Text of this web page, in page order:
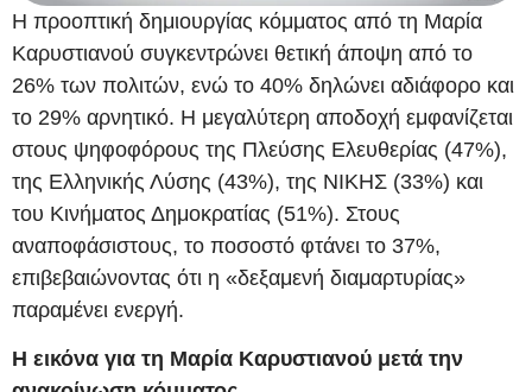
Η προοπτική δημιουργίας κόμματος από τη Μαρία
Καρυστιανού συγκεντρώνει θετική άποψη από το
26% των πολιτών, ενώ το 40% δηλώνει αδιάφορο και
το 29% αρνητικό. Η μεγαλύτερη αποδοχή εμφανίζεται
στους ψηφοφόρους της Πλεύσης Ελευθερίας (47%),
της Ελληνικής Λύσης (43%), της ΝΙΚΗΣ (33%) και
του Κινήματος Δημοκρατίας (51%). Στους
αναποφάσιστους, το ποσοστό φτάνει το 37%,
επιβεβαιώνοντας ότι η «δεξαμενή διαμαρτυρίας»
παραμένει ενεργή.
Η εικόνα για τη Μαρία Καρυστιανού μετά την